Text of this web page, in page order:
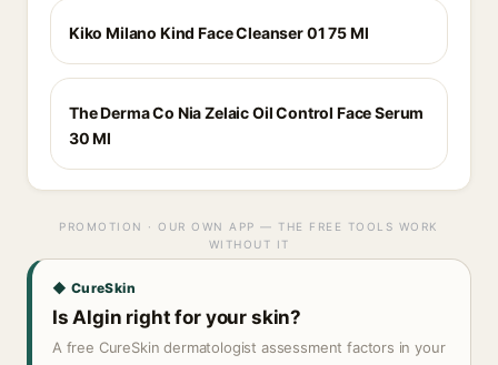
Kiko Milano Kind Face Cleanser 01 75 Ml
The Derma Co Nia Zelaic Oil Control Face Serum
30 Ml
PROMOTION · OUR OWN APP — THE FREE TOOLS WORK
WITHOUT IT
◆ CureSkin
Is Algin right for your skin?
A free CureSkin dermatologist assessment factors in your